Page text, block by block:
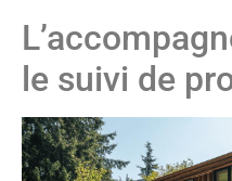
le suivi de